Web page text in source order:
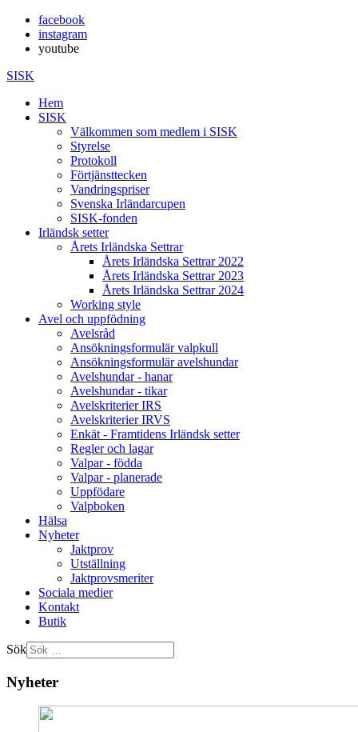
facebook
instagram
youtube
SISK
Hem
SISK
Välkommen som medlem i SISK
Styrelse
Protokoll
Förtjänsttecken
Vandringspriser
Svenska Irländarcupen
SISK-fonden
Irländsk setter
Årets Irländska Settrar
Årets Irländska Settrar 2022
Årets Irländska Settrar 2023
Årets Irländska Settrar 2024
Working style
Avel och uppfödning
Avelsråd
Ansökningsformulär valpkull
Ansökningsformulär avelshundar
Avelshundar - hanar
Avelshundar - tikar
Avelskriterier IRS
Avelskriterier IRVS
Enkät - Framtidens Irländsk setter
Regler och lagar
Valpar - födda
Valpar - planerade
Uppfödare
Valpboken
Hälsa
Nyheter
Jaktprov
Utställning
Jaktprovsmeriter
Sociala medier
Kontakt
Butik
Sök
Nyheter